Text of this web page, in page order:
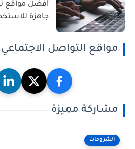
أفضل مواقع
جاهزة
مواقع التواصل الاجتماعي
مشاركة مميزة
الشروحات